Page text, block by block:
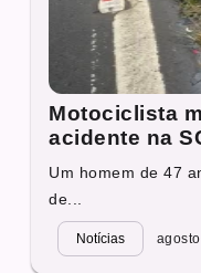
Motociclista
acidente na
Um homem de 47
de...
Notícias